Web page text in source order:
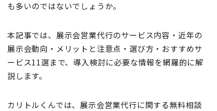
も多いのではないでしょうか。
本記事では、展示会営業代行のサービス内容・近年の
展示会動向・メリットと注意点・選び方・おすすめサ
ービス11選まで、導入検討に必要な情報を網羅的に解
説します。
カリトルくんでは、展示会営業代行に関する無料相談